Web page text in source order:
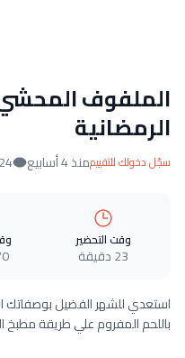
الملفوف المحشي
الرمضانية
سجّل دخولك للتقييممنذ 4 أسابيع 24 زيارات
وقت التحضير
23 دقيقة 70
استعدي للشهر الفضيل بوصفاتك
باللحم المفروم علي طريقة مطبخ